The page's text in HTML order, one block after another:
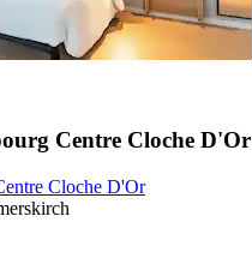
Centre Cloche D'Or
Cloche D'Or